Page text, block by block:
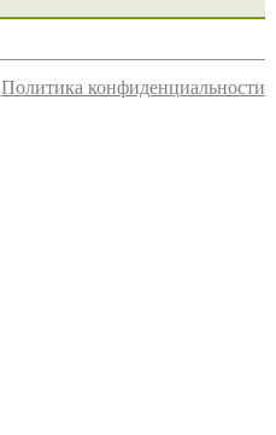
Политика конфиденциальности